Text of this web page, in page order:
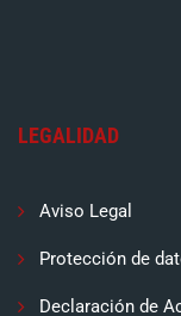
LEGALIDAD
Aviso Legal
Protección de
Declaración de